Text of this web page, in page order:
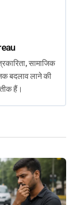
सामाजिक
बदलाव लाने की
हैं।